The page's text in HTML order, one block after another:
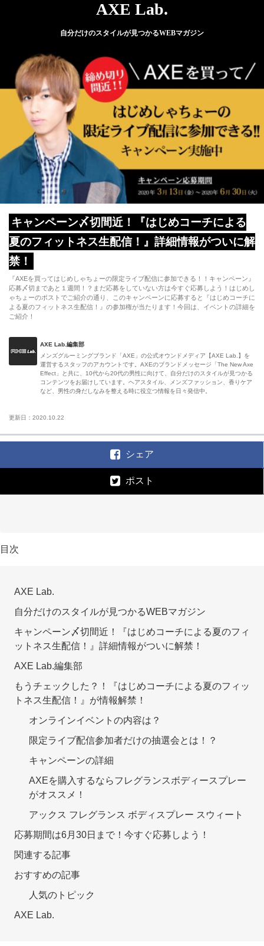
AXE Lab.
自分だけのスタイルが見つかるWEBマガジン
キャンペーン〆切間近！『はじめコーチによる
夏のフィットネス生配信！』詳細情報がついに解
禁！
『AXEを買ってはじめしゃちょーの限定ライブ配信に参加できる！！キャンペーン』
応募〆切まであと１週間！？まだ応募をしていない方は今すぐ応募しよう！はじめし
ゃちょーのポストでご紹介の通り、このキャンペーンに応募すると『はじめコーチに
よる夏のフィットネス生配信！』の参加権が当たります！今回は、イベントの詳細を
ご紹介！
AXE Lab.編集部
メンズグルーミングブランド「AXE」の公式オウンドメディア【AXE Lab.】を
運営するスタッフのアカウントです。AXEのブランドメッセージ「The New Axe
Effect」と共に、10代から20代の男性に向けて、自分だけのスタイルが見つかる
コンテンツをお届けしています。ヘアスタイル、メンズファッション、香りケア
など、男性の身だしなみを整える時に役立つ情報を日々発信中。
更新日：2020.10.22
シェア
ポスト
目次
AXE Lab.
自分だけのスタイルが見つかるWEBマガジン
キャンペーン〆切間近！『はじめコーチによる夏のフィ
ットネス生配信！』詳細情報がついに解禁！
AXE Lab.編集部
もうチェックした？！『はじめコーチによる夏のフィッ
トネス生配信！』が情報解禁！
オンラインイベントの内容は？
限定ライブ配信参加者だけの抽選会とは！？
キャンペーンの詳細
AXEを購入するならフレグランスボディースプレー
がオススメ！
アックス フレグランス ボディスプレー スウィート
応募期間は6月30日まで！今すぐ応募しよう！
関連する記事
おすすめの記事
人気のトピック
AXE Lab.